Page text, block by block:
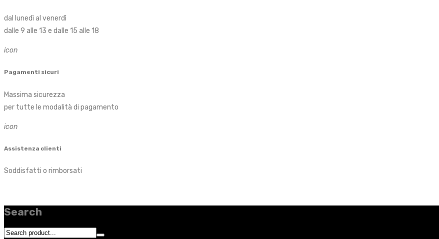
dal lunedì al venerdì
dalle 9 alle 13 e dalle 15 alle 18
icon
Pagamenti sicuri
Massima sicurezza
per tutte le modalità di pagamento
icon
Assistenza clienti
Soddisfatti o rimborsati
Search